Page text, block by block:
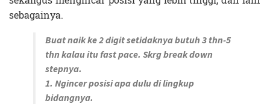
sebagainya.
Buat naik ke 2 digit setidaknya butuh 3 thn-5
thn kalau itu fast pace. Skrg break down
stepnya.
1. Ngincer posisi apa dulu di lingkup
bidangnya.